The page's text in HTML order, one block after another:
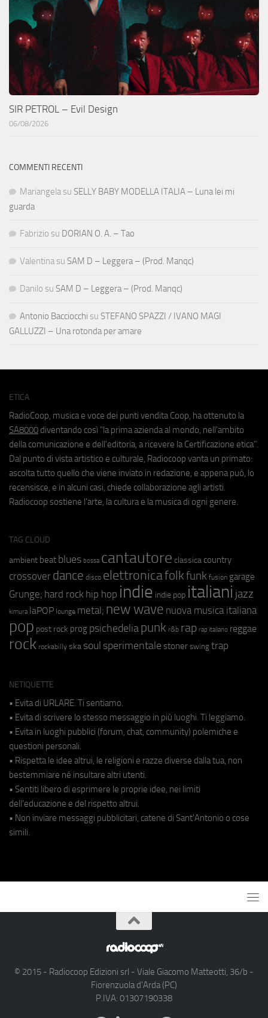
SIR PETROL – Evil Design
06/08/2026
COMMENTI RECENTI
Mariangela su SELLY BABY MODELLA ITALIA – Luna lei mi
guarda
Fabrizio su DORIAN O. A. – Tao
Valentina su SAM D – Leggera – (Prod. Manqc)
Danilo su SAM D – Leggera – (Prod. Manqc)
Antonio Bacciocchi su STEFANO SPAZZI / IVANO MAGI
GALLUZZI – Una rotonda per amare
ETICA
RadioCoop, musica e voce dei punti vendita Coop, ha ottenuto la
SA8000 diventando così "la prima azienda al mondo, nell'ambito
della comunicazione e dell'editoria, a ricevere la Certificazione etica".
Dal punto di vista artistico e culturale, Radiocoop vanta un primato:
ascolta tutto quello che viene inviato in redazione, e appena può, lo
recensisce, e in alcuni casi, chiede collaborazione agli artisti.
Radiocoop sostiene l'arte, la cultura e la musica di ogni genere.
TAG CLOUD
ambient beat blues bossa cantautore classica country
crossover dance disco elettronicafolkfunk fusion garage
Grunge; hard rock hip hop indie indie pop italiani jazz
kimura laPOP lounge metal; new wave nuova musica italiana
pop post rock prog psichedeliapunk r&b rap rap italiano reggae
rock rockabilly ska soul sperimentale stoner swing trap
NETIQUETTE
• Evita di URLARE. Ti sentiamo.
• Evita di scrivere lo stesso messaggio in più luoghi. Ti leggiamo.
• Evita in luoghi pubblici (forum, chat, community) polemiche e
questioni personali.
• Rispetta le idee altrui, le religioni e razze diverse dalla tua, non
bestemmiare né insultare altri utenti.
• Sentiti libero di esprimere le proprie idee, nei limiti
dell'educazione e del rispetto altrui.
• Non inviare messaggi pubblicitari, catene di Sant'Antonio o cose
simili.
© 2015 - Radiocoop Edizioni srl - Viale Giacomo Matteotti, 36/b -
Fiorenzuola d'Arda (PC)
P.IVA: 01307190338